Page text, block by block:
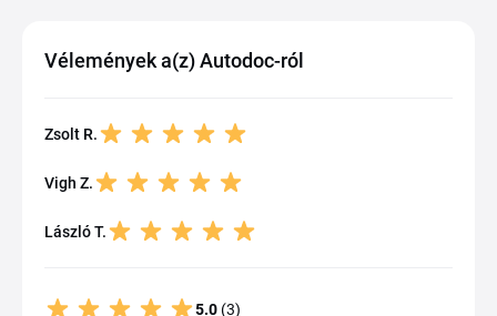
Vélemények a(z) Autodoc-ról
Zsolt R.
Vigh Z.
László T.
5.0 (3)